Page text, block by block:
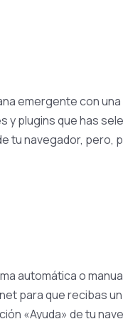
emergente con
plugins que has
navegador,
automática o
para que recibas
«Ayuda» de tu